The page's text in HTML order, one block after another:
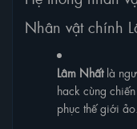
Nhân vật chính
Lâm Nhấtlà
hack cùng
phục thế giới ảo.